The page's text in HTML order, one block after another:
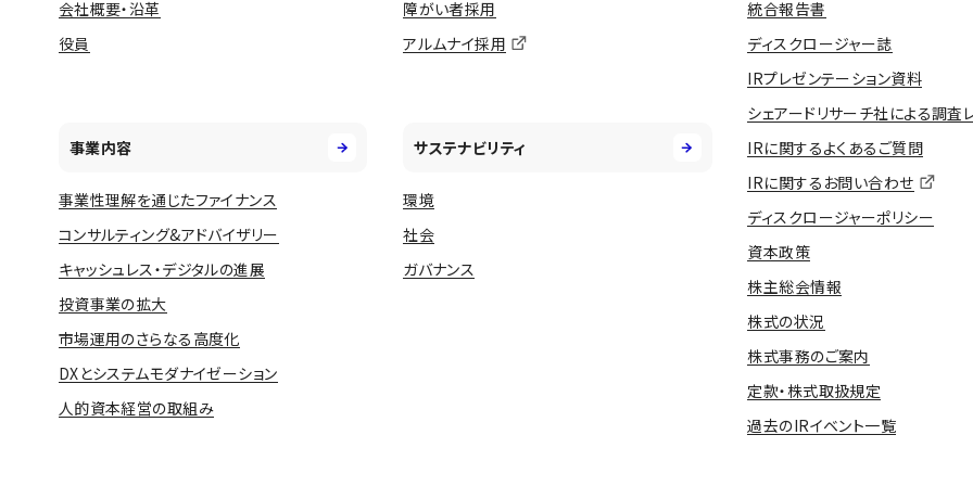
会社概要・沿革
役員
事業内容
事業性理解を通じたファイナンス
コンサルティング&アドバイザリー
キャッシュレス・デジタルの進展
投資事業の拡大
市場運用のさらなる高度化
DXとシステムモダナイゼーション
人的資本経営の取組み
障がい者採用
アルムナイ採用
サステナビリティ
環境
社会
ガバナンス
統合報告書
ディスクロージャー誌
IRプレゼンテーション資料
シェアードリサーチ社による調査
IRに関するよくあるご質問
IRに関するお問い合わせ
ディスクロージャーポリシー
資本政策
株主総会情報
株式の状況
株式事務のご案内
定款・株式取扱規定
過去のIRイベント一覧